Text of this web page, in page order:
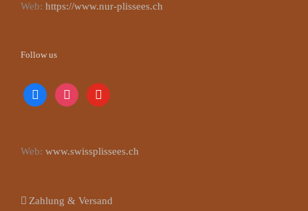
Web: https://www.nur-plissees.ch
Follow us
facebookinstagramyoutube
Web: www.swissplissees.ch
Zahlung & Versand